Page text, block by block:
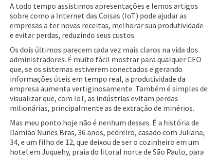
A todo tempo assistimos apresentações e lemos artigos
sobre como a Internet das Coisas (IoT) pode ajudar as
empresas a ter novas receitas, melhorar sua produtividade
e evitar perdas, reduzindo seus custos.
Os dois últimos parecem cada vez mais claros na vida dos
administradores. É muito fácil mostrar para qualquer CEO
que, se os sistemas estiverem conectados e gerando
informações úteis em tempo real, a produtividade da
empresa aumenta vertiginosamente. Também é simples de
visualizar que, com IoT, as indústrias evitam perdas
milionárias, principalmente as de extração de minérios.
Mas meu ponto hoje não é nenhum desses. É a história de
Damião Nunes Bras, 36 anos, pedreiro, casado com Juliana,
34, e um filho de 12, que deixou de ser o cozinheiro em um
hotel em Juquehy, praia do litoral norte de São Paulo, para